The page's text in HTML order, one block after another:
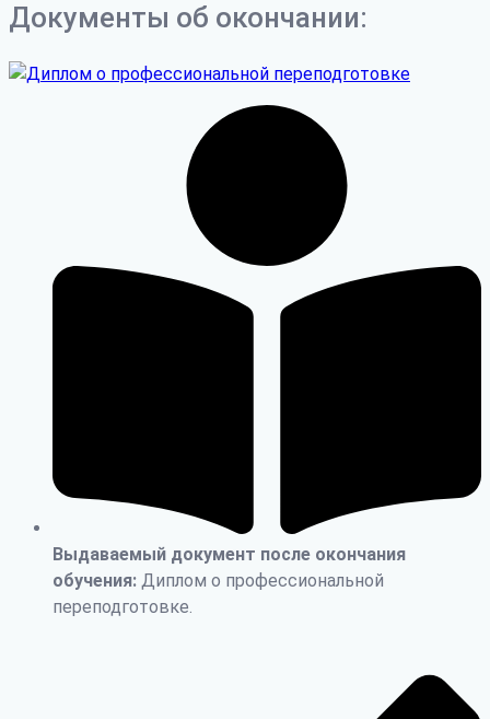
Документы об окончании:
Выдаваемый документ после окончания
обучения: Диплом о профессиональной
переподготовке.